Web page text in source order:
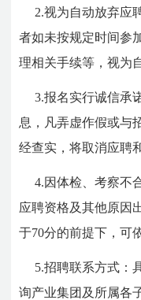
2.视为自动放弃应
者如未按规定时间参
理相关手续等，视为
3.报名实行诚信承
息，凡弄虚作假或与
经查实，将取消应聘
4.因体检、考察不
应聘资格及其他原因
于70分的前提下，可
5.招聘联系方式：
询产业集团及所属各